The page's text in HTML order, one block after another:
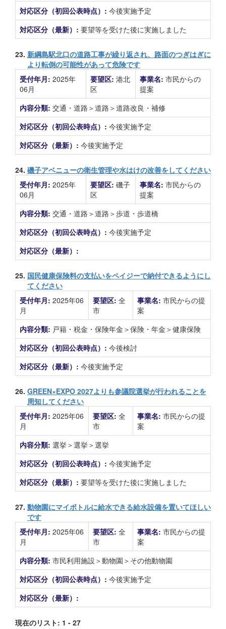
対応区分（初回公表時点）: 今後実施予定
対応区分（最新）: 要望等を受けた後に実施しました
23. 新綱島駅北口の道路工事が繰り返され、路面のつぎはぎに
より転倒の可能性があって危険です
受付年月: 2025年
06月
要望区: 港北
区
事業名: 市民からの
提案
内容分類: 交通・道路＞道路＞道路改良・補修
対応区分（初回公表時点）: 今後実施予定
対応区分（最新）: 今後実施予定
24. 磯子アベニューの衛生管理や水はけの改善をしてください
受付年月: 2025年
06月
要望区: 磯子
区
事業名: 市民からの
提案
内容分類: 交通・道路＞道路＞歩道・歩道橋
対応区分（初回公表時点）: 今後実施予定
対応区分（最新）:
25. 国民健康保険料の支払いをペイジーで納付できるようにし
てください
受付年月: 2025年06
月
要望区: 全
市
事業名: 市民からの提
案
内容分類: 戸籍・税金・保険年金＞保険・年金＞健康保険
対応区分（初回公表時点）: 今後検討
対応区分（最新）: 今後実施予定
26. GREEN×EXPO 2027よりも参議院選挙が行われることを
周知してください
受付年月: 2025年06
月
要望区: 全
市
事業名: 市民からの提
案
内容分類: 選挙＞選挙＞選挙
対応区分（初回公表時点）: 今後実施予定
対応区分（最新）: 要望等を受けた後に実施しました
27. 動物園にマイボトルに給水できる給水設備を置いてほしい
です
受付年月: 2025年06
月
要望区: 全
市
事業名: 市民からの提
案
内容分類: 市民利用施設＞動物園＞その他動物園
対応区分（初回公表時点）: 今後実施予定
対応区分（最新）:
現在のリスト: 1 - 27